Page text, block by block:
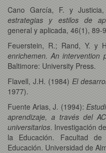
Cano García, F. y
estrategias y estilos de
general y aplicada, 46(1), 89-
Feuerstein, R.; Rand, Y. y
enrichemen. An intervention
Baltimore: University Press.
Flavell, J.H. (1984) El
1977).
Fuente Arias, J. (1994):
aprendizaje, a través del
universitarios. Investigación
la Educación. Facultad
Educación. Universidad de